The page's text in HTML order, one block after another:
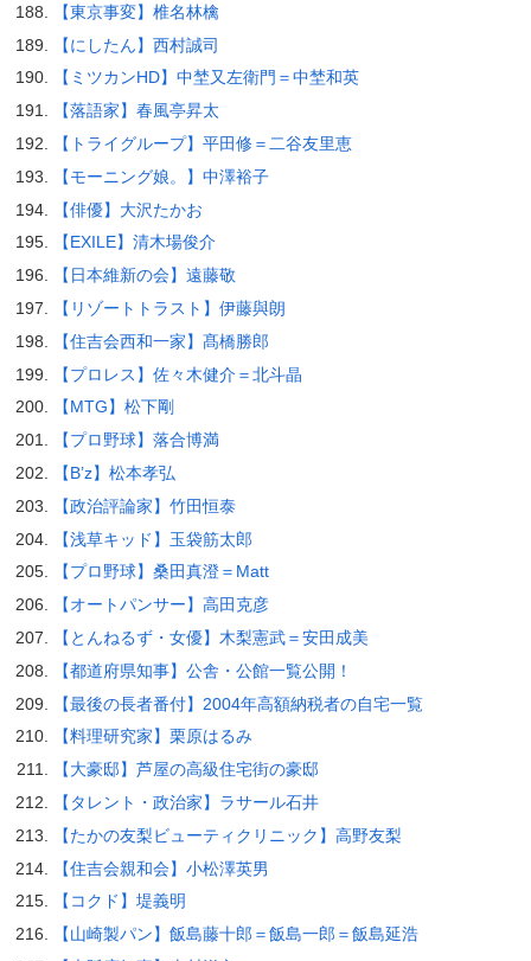
【東京事変】椎名林檎
【にしたん】西村誠司
【ミツカンHD】中埜又左衛門＝中埜和英
【落語家】春風亭昇太
【トライグループ】平田修＝二谷友里恵
【モーニング娘。】中澤裕子
【俳優】大沢たかお
【EXILE】清木場俊介
【日本維新の会】遠藤敬
【リゾートトラスト】伊藤與朗
【住吉会西和一家】髙橋勝郎
【プロレス】佐々木健介＝北斗晶
【MTG】松下剛
【プロ野球】落合博満
【B’z】松本孝弘
【政治評論家】竹田恒泰
【浅草キッド】玉袋筋太郎
【プロ野球】桑田真澄＝Matt
【オートパンサー】高田克彦
【とんねるず・女優】木梨憲武＝安田成美
【都道府県知事】公舎・公館一覧公開！
【最後の長者番付】2004年高額納税者の自宅一覧
【料理研究家】栗原はるみ
【大豪邸】芦屋の高級住宅街の豪邸
【タレント・政治家】ラサール石井
【たかの友梨ビューティクリニック】高野友梨
【住吉会親和会】小松澤英男
【コクド】堤義明
【山崎製パン】飯島藤十郎＝飯島一郎＝飯島延浩